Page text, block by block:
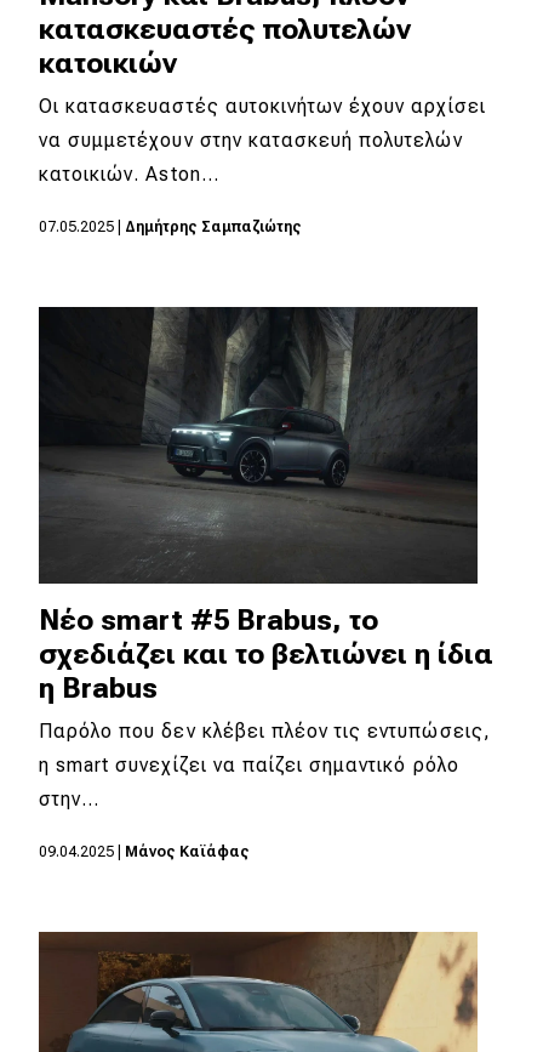
κατασκευαστές πολυτελών
κατοικιών
Οι κατασκευαστές αυτοκινήτων έχουν αρχίσει
να συμμετέχουν στην κατασκευή πολυτελών
κατοικιών. Aston…
07.05.2025 Δημήτρης Σαμπαζιώτης
Νέο smart #5 Brabus, το
σχεδιάζει και το βελτιώνει η ίδια
η Brabus
Παρόλο που δεν κλέβει πλέον τις εντυπώσεις,
η smart συνεχίζει να παίζει σημαντικό ρόλο
στην…
09.04.2025 Μάνος Καϊάφας